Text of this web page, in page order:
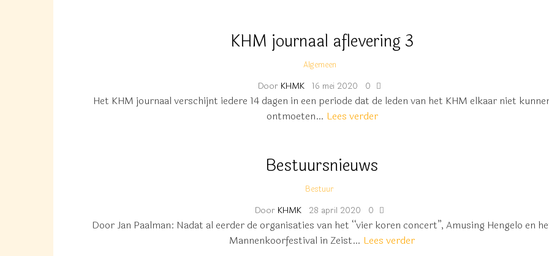
KHM journaal aflevering 3
Algemeen
Door KHMK 16 mei 2020 0
Het KHM journaal verschijnt iedere 14 dagen in een periode dat de leden van het KHM elkaar niet
ontmoeten… Lees verder
Bestuursnieuws
Bestuur
Door KHMK 28 april 2020 0
Door Jan Paalman: Nadat al eerder de organisaties van het “vier koren concert”, Amusing Hengelo en
Mannenkoorfestival in Zeist… Lees verder